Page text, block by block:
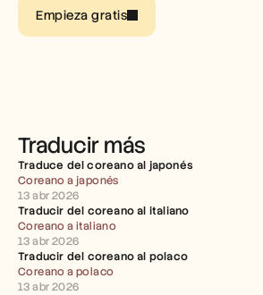
Empieza gratis
Traducir más
Traduce del coreano al japonés
Coreano a japonés
13 abr 2026
Traducir del coreano al italiano
Coreano a italiano
13 abr 2026
Traducir del coreano al polaco
Coreano a polaco
13 abr 2026
Empleo